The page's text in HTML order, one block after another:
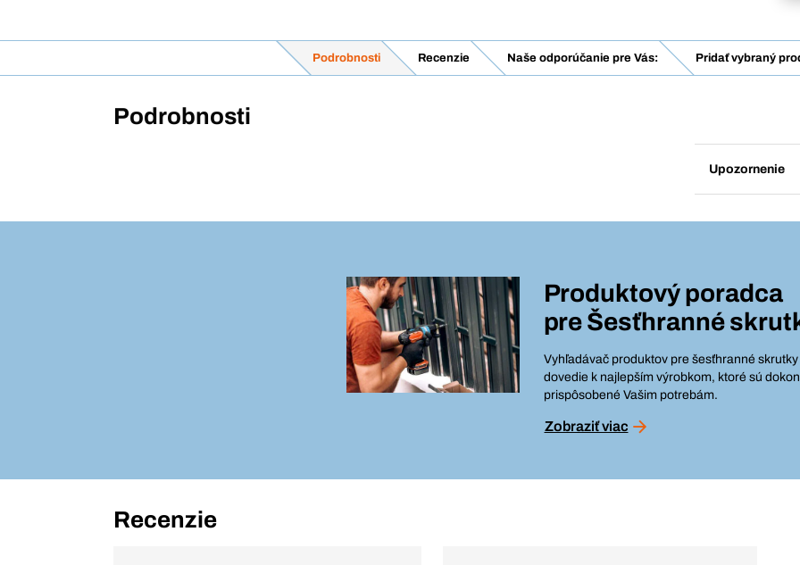
Podrobnosti Recenzie Naše odporúčanie pre Vás: Pridať vybraný
Podrobnosti
Upozornenie
Produktový poradca
preŠesťhranné
Vyhľadávač produktov pre šesťhranné skrutky
dovedie k najlepším výrobkom, ktoré sú
prispôsobené Vašim potrebám.
Zobraziť viac
Recenzie